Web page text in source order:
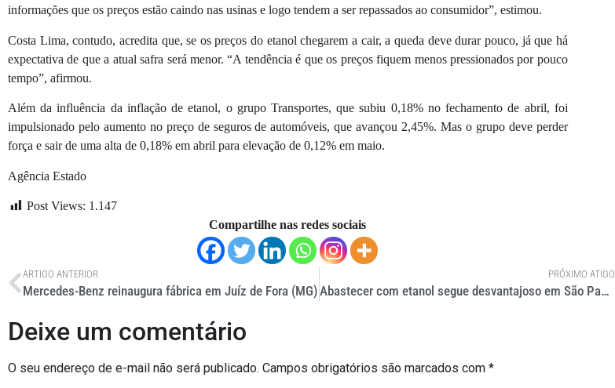
informações que os preços estão caindo nas usinas e logo tendem a ser repassados ao consumidor”, estimou.
Costa Lima, contudo, acredita que, se os preços do etanol chegarem a cair, a queda deve durar pouco, já que há
expectativa de que a atual safra será menor. “A tendência é que os preços fiquem menos pressionados por pouco
tempo”, afirmou.
Além da influência da inflação de etanol, o grupo Transportes, que subiu 0,18% no fechamento de abril, foi
impulsionado pelo aumento no preço de seguros de automóveis, que avançou 2,45%. Mas o grupo deve perder
força e sair de uma alta de 0,18% em abril para elevação de 0,12% em maio.
Agência Estado
Post Views: 1.147
Compartilhe nas redes sociais
ARTIGO ANTERIOR
Mercedes-Benz reinaugura fábrica em Juíz de Fora (MG)
PRÓXIMO ATIGO
Abastecer com etanol segue desvantajoso em São Paulo
Deixe um comentário
O seu endereço de e-mail não será publicado. Campos obrigatórios são marcados com *